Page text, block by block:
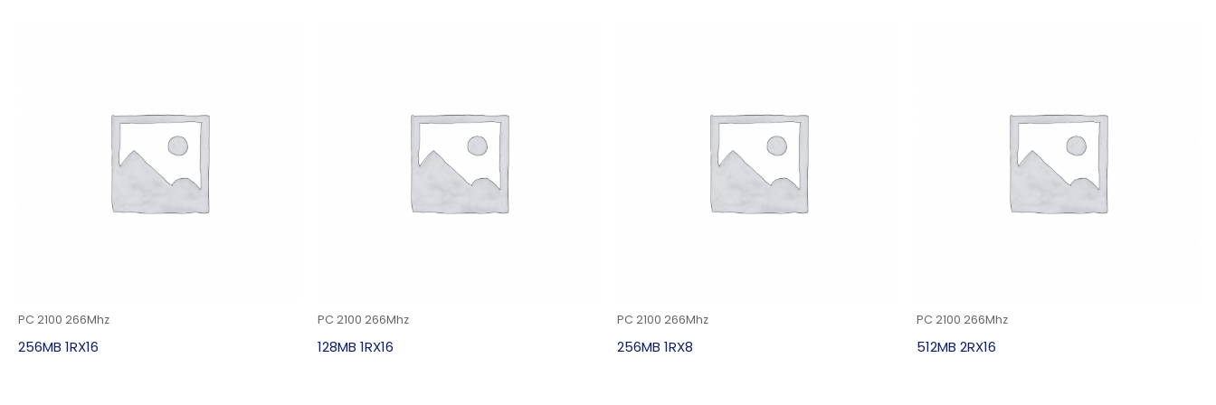
PC 2100 266Mhz
256MB 1RX16
PC 2100 266Mhz
128MB 1RX16
PC 2100 266Mhz
256MB 1RX8
PC 2100 266Mhz
512MB 2RX16